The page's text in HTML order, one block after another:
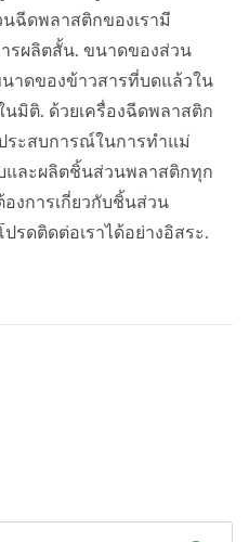
ฉีดพลาสติกของเรามี
รผลิตสั้น. ขนาดของส่วน
าดของข้าวสารที่บดแล้วใน
มิติ. ด้วยเครื่องฉีดพลาสติก
ระสบการณ์ในการทำแม่
และผลิตชิ้นส่วนพลาสติกทุก
งการเกี่ยวกับชิ้นส่วน
รดติดต่อเราได้อย่างอิสระ.